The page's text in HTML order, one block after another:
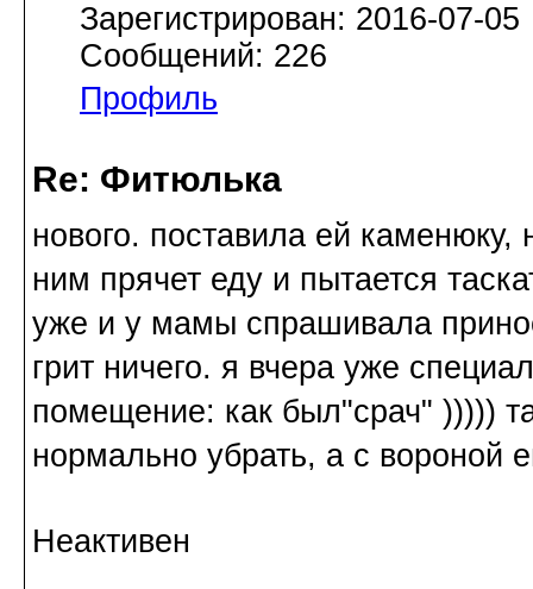
Зарегистрирован: 2016-07-05
Сообщений: 226
Профиль
Re: Фитюлька
нового. поставила ей
ним прячет еду и пытается
уже и у мамы спрашивала
грит ничего. я вчера уже
помещение: как был"срач" )))))
нормально убрать, а с вороной
Неактивен